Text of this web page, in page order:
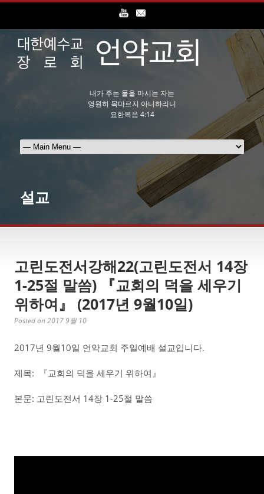
내가 주는 물을 마시는 자는
영원히 목마르지 아니하리니
요한복음 4:14
설교
고린도전서강해22(고린도전서 14장
1-25절 말씀) 『교회의 덕을 세우기
위하여』 (2017년 9월10일)
Posted on 2017 9월 10
2017년 9월10일 언약교회 주일예배 설교입니다.
제목: 『교회의 덕을 세우기 위하여』
본문: 고린도전서 14장 1-25절 말씀